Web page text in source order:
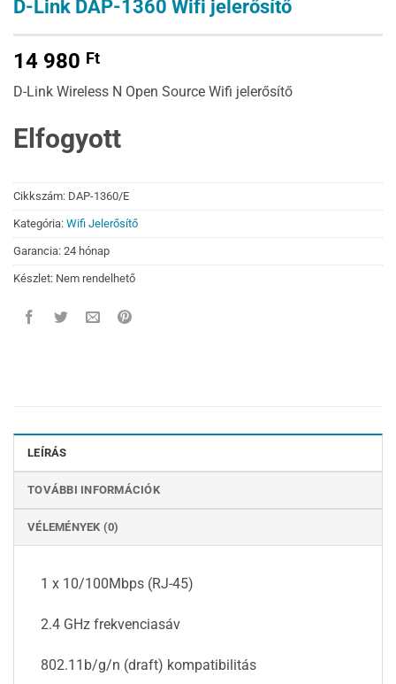
D-Link DAP-1360 Wifi jelerősítő
14 980 Ft
D-Link Wireless N Open Source Wifi jelerősítő
Elfogyott
Cikkszám: DAP-1360/E
Kategória: Wifi Jelerősítő
Garancia: 24 hónap
Készlet: Nem rendelhető
LEÍRÁS
TOVÁBBI INFORMÁCIÓK
VÉLEMÉNYEK (0)
1 x 10/100Mbps (RJ-45)
2.4 GHz frekvenciasáv
802.11b/g/n (draft) kompatibilitás